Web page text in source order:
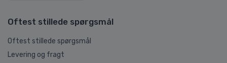
Oftest stillede spørgsmål
Oftest stillede spørgsmål
Levering og fragt